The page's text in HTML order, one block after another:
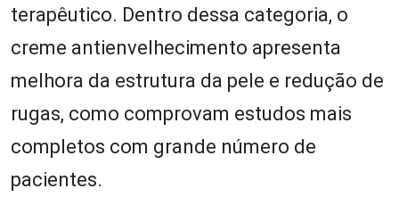
terapêutico. Dentro dessa categoria, o
creme antienvelhecimento apresenta
melhora da estrutura da pele e redução de
rugas, como comprovam estudos mais
completos com grande número de
pacientes.